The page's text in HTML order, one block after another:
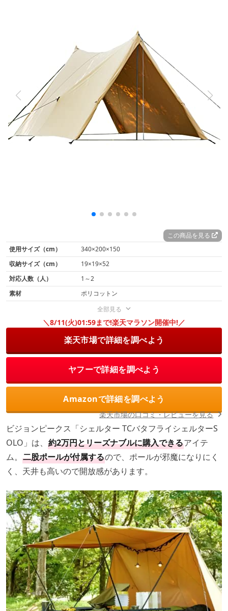
この商品を見る
使用サイズ（cm）
340×200×150
収納サイズ（cm）
19×19×52
対応人数（人）
1～2
素材
ポリコットン
全部見る
＼8/11(火)01:59まで!楽天マラソン開催中!／
楽天市場で詳細を調べよう
ヤフーで詳細を調べよう
Amazonで詳細を調べよう
ビジョンピークス「シェルター TCバタフライシェルターS
OLO」は、 約2万円とリーズナブルに購入できるアイテ
ム。 二股ポールが付属するので、ポールが邪魔になりにく
く、天井も高いので開放感があります。
楽天市場の口コミ・レビューを見る